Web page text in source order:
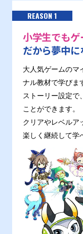
REASON 1
小学生でも
だから夢中に
大人気ゲームのマ
ナル教材で学びま
ストーリー設定で
ことができます。
クリアやレベルア
楽しく継続して学